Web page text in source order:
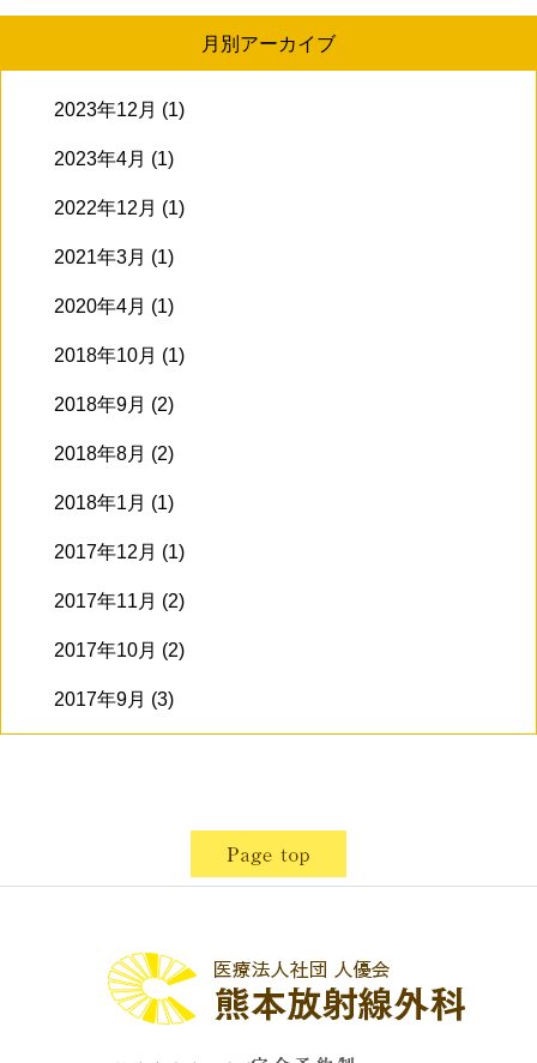
月別アーカイブ
2023年12月 (1)
2023年4月 (1)
2022年12月 (1)
2021年3月 (1)
2020年4月 (1)
2018年10月 (1)
2018年9月 (2)
2018年8月 (2)
2018年1月 (1)
2017年12月 (1)
2017年11月 (2)
2017年10月 (2)
2017年9月 (3)